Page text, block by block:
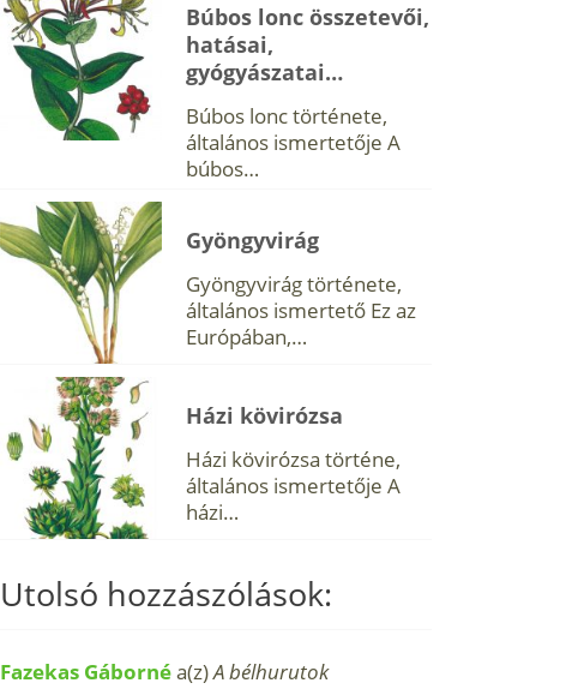
Búbos lonc összetevői,
hatásai,
gyógyászatai…
Búbos lonc története,
általános ismertetője A
búbos…
Gyöngyvirág
Gyöngyvirág története,
általános ismertető Ez az
Európában,…
Házi kövirózsa
Házi kövirózsa történe,
általános ismertetője A
házi…
Utolsó hozzászólások:
Fazekas Gábornéa(z)A bélhurutok